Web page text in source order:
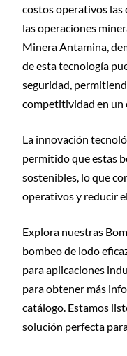
costos operativos las
las operaciones
Minera Antamina,
de esta tecnología
seguridad,
competitividad en un
La innovación
permitido que estas
sostenibles, lo que
operativos y reducir
Explora nuestras
bombeo de lodo
para aplicaciones
para obtener más
catálogo. Estamos
solución perfecta